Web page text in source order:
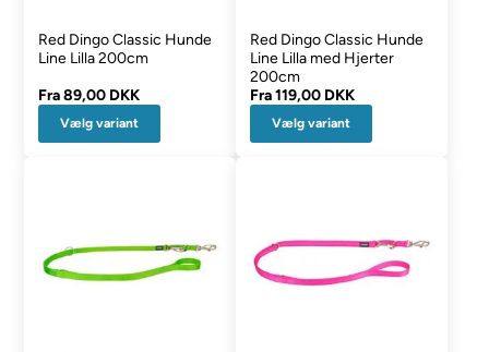
Red Dingo Classic Hunde
Line Lilla 200cm
Fra89,00 DKK
Vælg variant
Red Dingo Classic Hunde
Line Lilla med Hjerter
200cm
Fra119,00 DKK
Vælg variant